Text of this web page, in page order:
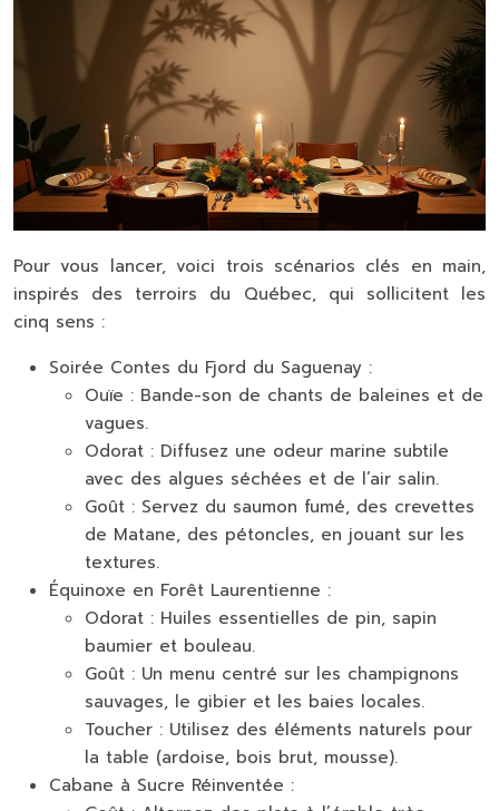
Pour vous lancer, voici trois scénarios clés en main,
inspirés des terroirs du Québec, qui sollicitent les
cinq sens :
Soirée Contes du Fjord du Saguenay :
Ouïe : Bande-son de chants de baleines et de
vagues.
Odorat : Diffusez une odeur marine subtile
avec des algues séchées et de l’air salin.
Goût : Servez du saumon fumé, des crevettes
de Matane, des pétoncles, en jouant sur les
textures.
Équinoxe en Forêt Laurentienne :
Odorat : Huiles essentielles de pin, sapin
baumier et bouleau.
Goût : Un menu centré sur les champignons
sauvages, le gibier et les baies locales.
Toucher : Utilisez des éléments naturels pour
la table (ardoise, bois brut, mousse).
Cabane à Sucre Réinventée :